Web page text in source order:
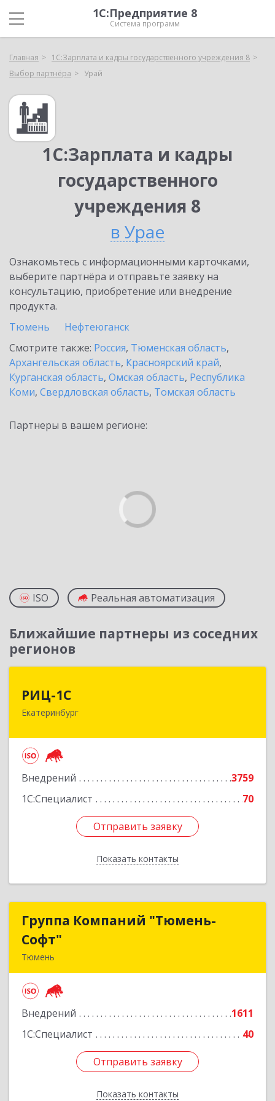
1С:Предприятие 8
Система программ
Главная
1С:Зарплата и кадры государственного учреждения 8
Выбор партнёра
Урай
1С:Зарплата и кадры
государственного
учреждения 8
в Урае
Ознакомьтесь с информационными карточками,
выберите партнёра и отправьте заявку на
консультацию, приобретение или внедрение
продукта.
Тюмень
Нефтеюганск
Смотрите также: Россия, Тюменская область,
Архангельская область, Красноярский край,
Курганская область, Омская область, Республика
Коми, Свердловская область, Томская область
Партнеры в вашем регионе:
ISO Реальная автоматизация
Ближайшие партнеры из соседних
регионов
РИЦ-1С
Екатеринбург
Внедрений
3759
1С:Специалист
70
Отправить заявку
Показать контакты
620102, Свердловская обл, Екатеринбург г,
Отправить заявку
Назад
Группа Компаний "Тюмень-
Софт"
Тюмень
Внедрений
1611
1С:Специалист
40
Отправить заявку
Показать контакты
Группа Компаний "Тюмень-
Подробнее
Отправить заявку
Назад